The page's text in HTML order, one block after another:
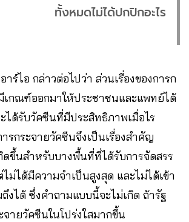
ทั้งหมดไม่ได้ปกปิกอะไร
ร์ไอ กล่าวต่อไปว่า ส่วนเรื่องของการก
เกณฑ์ออกมาให้ประชาชนและแพทย์ได้
ได้รับวัคซีนที่มีประสิทธิภาพเมื่อไร
ารกระจายวัคซีนจึงเป็นเรื่องสำคัญ​
ดขึ้นสำหรับบางพื้นที่ที่ได้รับการจัดสรร
ม่ได้มีความจำเป็นสูงสุด และไม่ได้เข้า
งได้ ซึ่งคำถามแบบนี้จะไม่เกิด ถ้ารัฐ
จายวัคซีนในโปร่งใสมากขึ้น